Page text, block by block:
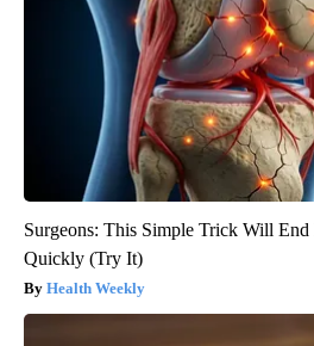
Surgeons: This Simple Trick Will
Quickly (Try It)
Health Weekly